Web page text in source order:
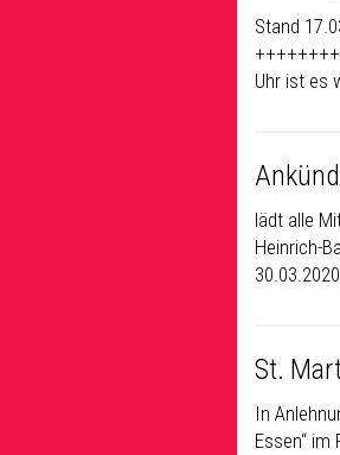
Stand
Uhr ist es
lädt alle
Heinrich-
St.
In
Essen“